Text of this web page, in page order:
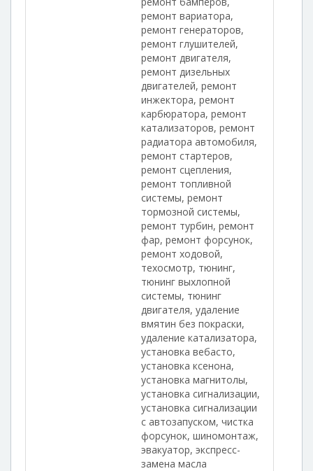
ремонт вариатора,
ремонт генераторов,
ремонт глушителей,
ремонт двигателя,
ремонт дизельных
двигателей, ремонт
инжектора, ремонт
карбюратора, ремонт
катализаторов, ремонт
радиатора автомобиля,
ремонт стартеров,
ремонт сцепления,
ремонт топливной
системы, ремонт
тормозной системы,
ремонт турбин, ремонт
фар, ремонт форсунок,
ремонт ходовой,
техосмотр, тюнинг,
тюнинг выхлопной
системы, тюнинг
двигателя, удаление
вмятин без покраски,
удаление катализатора,
установка вебасто,
установка ксенона,
установка магнитолы,
установка сигнализации,
установка сигнализации
с автозапуском, чистка
форсунок, шиномонтаж,
эвакуатор, экспресс-
замена масла